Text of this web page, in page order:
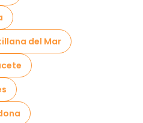
em Madrid
dia em Madrid
em Madrid
del Mar